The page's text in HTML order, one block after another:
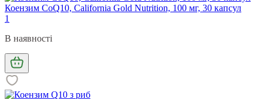
Коензим CoQ10, California Gold Nutrition, 100 мг, 30 капсул
1
В наявності